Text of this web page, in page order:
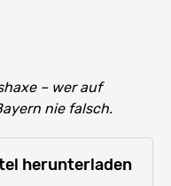
– wer auf
nie falsch.
herunterladen